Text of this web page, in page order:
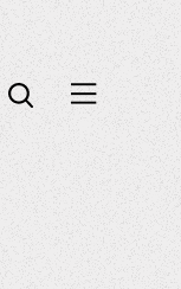
Öppna sök
Öppna menyn